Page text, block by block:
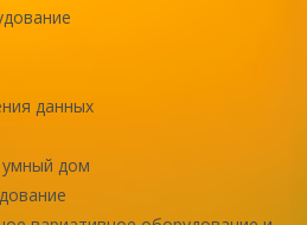
данных
умный дом